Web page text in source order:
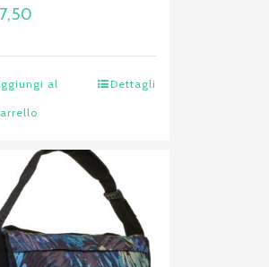
al Dettagli